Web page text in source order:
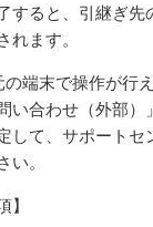
すると、引継ぎ先
れます。
の端末で操作が行
い合わせ（外部）
して、サポートセ
い。
】